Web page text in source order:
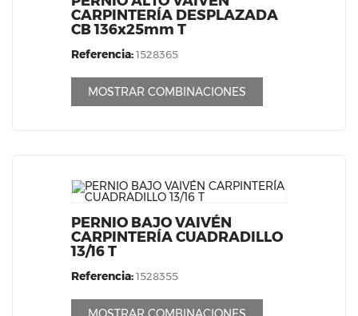
CARPINTERÍA DESPLAZADA
CB 136x25mm T
Referencia:1528365
MOSTRAR COMBINACIONES
PERNIO BAJO VAIVÉN
CARPINTERÍA CUADRADILLO
13/16 T
Referencia:1528355